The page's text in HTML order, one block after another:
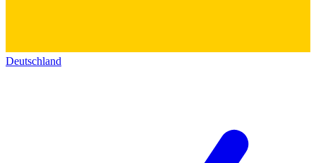
Deutschland